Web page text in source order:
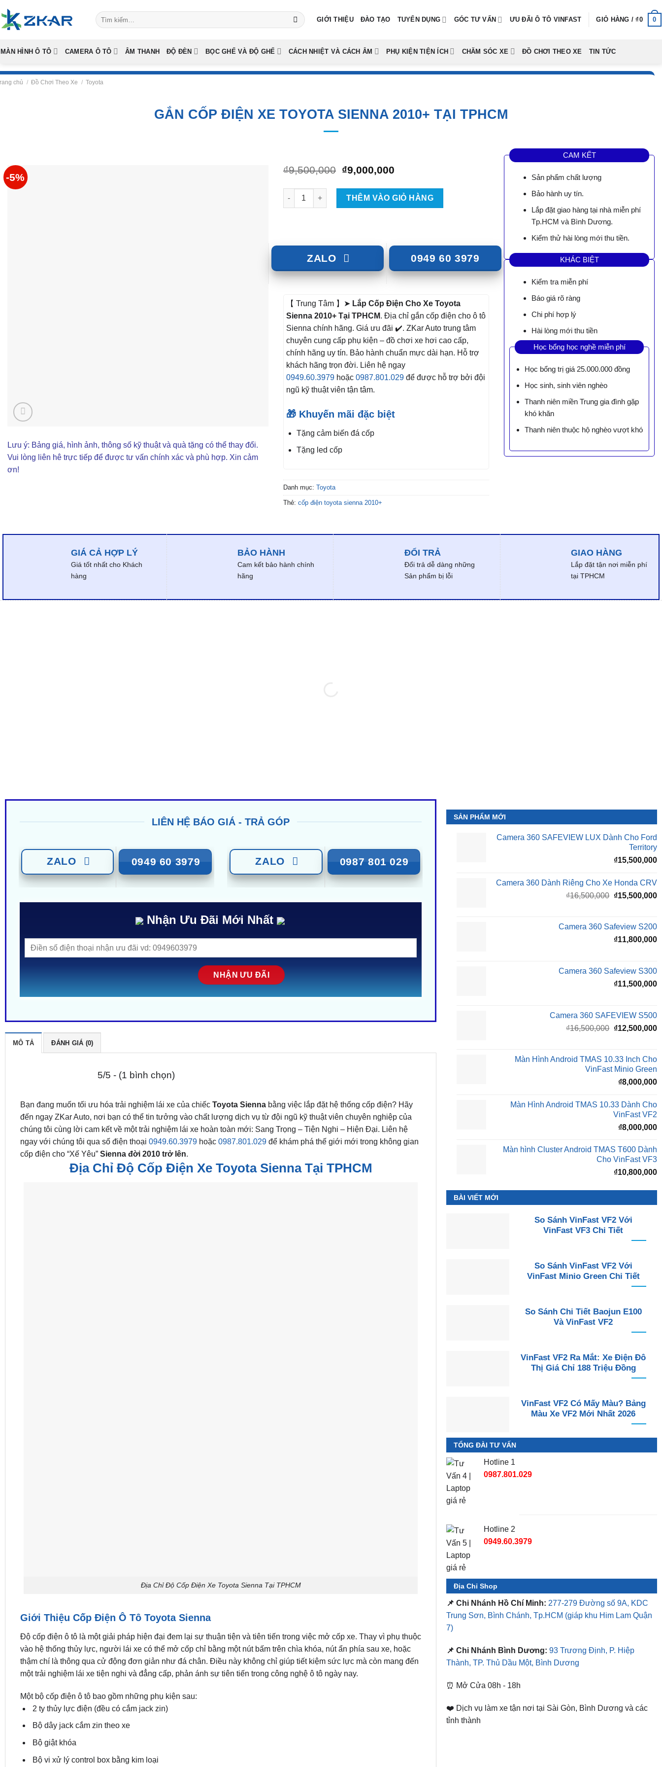
to
content
Tìm
kiếm:
GIỚI THIỆU ĐÀO TẠO TUYỂN DỤNG GÓC TƯ VẤN ƯU ĐÃI Ô TÔ VINFAST GIỎ HÀNG /₫0 0
MÀN HÌNH Ô TÔ CAMERA Ô TÔ ÂM THANH ĐỘ ĐÈN BỌC GHẾ VÀ ĐỘ GHẾ CÁCH NHIỆT VÀ CÁCH ÂM PHỤ KIỆN TIỆN ÍCH CHĂM SÓC XE ĐỒ CHƠI THEO XE TIN TỨC
chủ / Đồ Chơi Theo Xe / Toyota
GẮN CỐP ĐIỆN XE TOYOTA SIENNA 2010+ TẠI TPHCM
-5%
Lưu ý: Bảng giá, hình ảnh, thông số kỹ thuật và quà tặng có thể thay đổi.
Vui lòng liên hê trực tiếp để được tư vấn chính xác và phù hợp. Xin cảm
ơn!
₫9,500,000 Giá
là:
₫9,500,000.
₫9,000,000
tại
là:
₫9,000,000.
Gắn Cốp Điện Xe Toyota Sienna 2010+ Tại TPHCM số lượng
THÊM VÀO GIỎ HÀNG
ZALO 0949 60 3979
【 Trung Tâm 】➤ Lắp Cốp Điện Cho Xe Toyota
Sienna 2010+ Tại TPHCM. Địa chỉ gắn cốp điện cho ô tô
Sienna chính hãng. Giá ưu đãi ✔️. ZKar Auto trung tâm
chuyên cung cấp phụ kiện – đồ chơi xe hơi cao cấp,
chính hãng uy tín. Bảo hành chuẩn mực dài hạn. Hỗ trợ
khách hãng trọn đời. Liên hệ ngay
0949.60.3979 hoặc 0987.801.029 để được hỗ trợ bởi đội
ngũ kỹ thuật viên tận tâm.
🎁 Khuyến mãi đặc biệt
Tặng cảm biến đá cốp
Tặng led cốp
Danh mục: Toyota
Thẻ: cốp điện toyota sienna 2010+
CAM KẾT
Sản phẩm chất lượng
Bảo hành uy tín.
Lắp đặt giao hàng tại nhà miễn phí
Tp.HCM và Bình Dương.
Kiểm thử hài lòng mới thu tiền.
KHÁC BIỆT
Kiểm tra miễn phí
Báo giá rõ ràng
Chi phí hợp lý
Hài lòng mới thu tiền
Học bổng học nghề miễn phí
Học bổng trị giá 25.000.000 đồng
Học sinh, sinh viên nghèo
Thanh niên miền Trung gia đình gặp
khó khăn
Thanh niên thuộc hộ nghèo vượt khó
GIÁ CẢ HỢP LÝ
Giá tốt nhất cho Khách
hàng
BẢO HÀNH
Cam kết bảo hành chính
hãng
ĐỔI TRẢ
Đổi trả dễ dàng những
Sản phẩm bị lỗi
GIAO HÀNG
Lắp đặt tận nơi miễn phí
tại TPHCM
LIÊN HỆ BÁO GIÁ - TRẢ GÓP
ZALO 0949 60 3979 ZALO 0987 801 029
Nhận Ưu Đãi Mới Nhất
MÔ TẢ ĐÁNH GIÁ (0)
5/5 - (1 bình chọn)
Bạn đang muốn tối ưu hóa trải nghiệm lái xe của chiếc Toyota Siennabằng việc lắp đặt hệ thống cốp điện? Hãy
đến ngay ZKar Auto, nơi bạn có thể tin tưởng vào chất lượng dịch vụ từ đội ngũ kỹ thuật viên chuyên nghiệp của
chúng tôi cùng lời cam kết về một trải nghiệm lái xe hoàn toàn mới: Sang Trọng – Tiện Nghi – Hiện Đại. Liên hệ
ngay với chúng tôi qua số điện thoại 0949.60.3979hoặc 0987.801.029để khám phá thế giới mới trong không gian
cốp điện cho “Xế Yêu” Sienna đời 2010 trở lên.
Địa Chỉ Độ Cốp Điện Xe Toyota Sienna Tại TPHCM
Địa Chỉ Độ Cốp Điện Xe Toyota Sienna Tại TPHCM
Giới Thiệu Cốp Điện Ô Tô Toyota Sienna
Độ cốp điện ô tô là một giải pháp hiện đại đem lại sự thuận tiện và tiên tiến trong việc mở cốp xe. Thay vì phụ thuộc
vào hệ thống thủy lực, người lái xe có thể mở cốp chỉ bằng một nút bấm trên chìa khóa, nút ẩn phía sau xe, hoặc
thậm chí là thông qua cử động đơn giản như đá chân. Điều này không chỉ giúp tiết kiệm sức lực mà còn mang đến
một trải nghiệm lái xe tiện nghi và đẳng cấp, phản ánh sự tiên tiến trong công nghệ ô tô ngày nay.
Một bộ cốp điện ô tô bao gồm những phụ kiện sau:
2 ty thủy lực điện (đều có cắm jack zin)
Bộ dây jack cắm zin theo xe
Bộ giật khóa
Bộ vi xử lý control box bằng kim loại
SẢN PHẨM MỚI
Camera 360 SAFEVIEW LUX Dành Cho Ford
Territory
₫15,500,000
Camera 360 Dành Riêng Cho Xe Honda CRV
₫16,500,000 Giá
₫16,500,000.
₫15,500,000
Camera 360 Safeview S200
₫11,800,000
Camera 360 Safeview S300
₫11,500,000
Camera 360 SAFEVIEW S500
₫16,500,000 Giá
₫16,500,000.
₫12,500,000
Màn Hình Android TMAS 10.33 Inch Cho
VinFast Minio Green
₫8,000,000
Màn Hình Android TMAS 10.33 Dành Cho
VinFast VF2
₫8,000,000
Màn hình Cluster Android TMAS T600 Dành
Cho VinFast VF3
₫10,800,000
BÀI VIẾT MỚI
So Sánh VinFast VF2 Với
VinFast VF3 Chi Tiết
So Sánh VinFast VF2 Với
VinFast Minio Green Chi Tiết
So Sánh Chi Tiết Baojun E100
Và VinFast VF2
VinFast VF2 Ra Mắt: Xe Điện Đô
Thị Giá Chỉ 188 Triệu Đồng
VinFast VF2 Có Mấy Màu? Bảng
Màu Xe VF2 Mới Nhất 2026
TỔNG ĐÀI TƯ VẤN
Hotline 1
0987.801.029
Hotline 2
0949.60.3979
Địa Chỉ Shop
📌 Chi Nhánh Hồ Chí Minh: 277-279 Đường số 9A, KDC
Trung Sơn, Bình Chánh, Tp.HCM (giáp khu Him Lam Quận
7)
📌 Chi Nhánh Bình Dương: 93 Trương Định, P. Hiệp
Thành, TP. Thủ Dầu Một, Bình Dương
⏰ Mở Cửa 08h - 18h
❤️ Dịch vụ làm xe tận nơi tại Sài Gòn, Bình Dương và các
tỉnh thành